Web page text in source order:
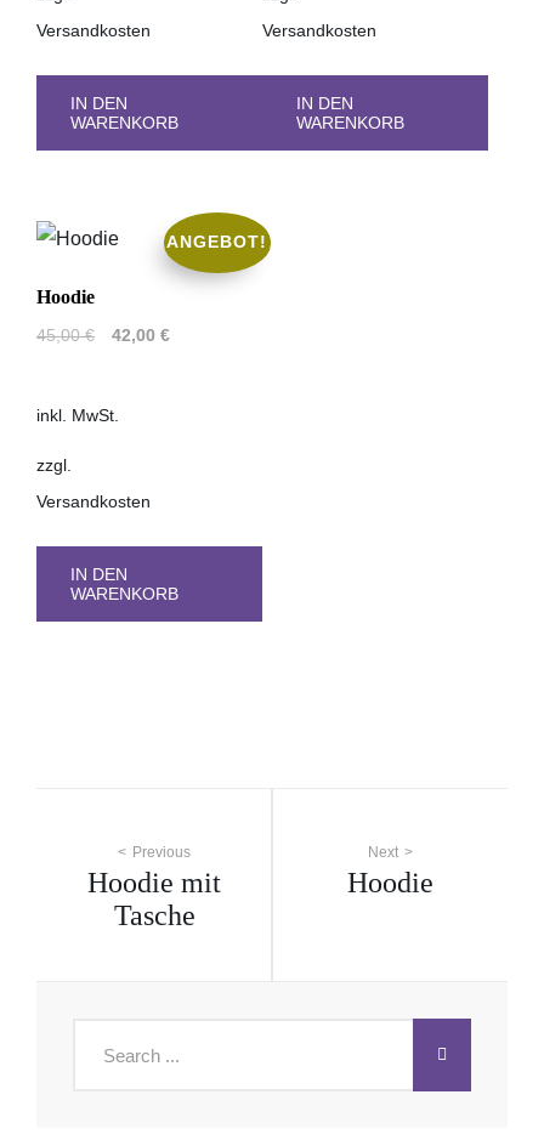
Versandkosten
IN DEN
WARENKORB
Versandkosten
IN DEN
WARENKORB
ANGEBOT!
Hoodie
45,00€
Ursprünglicher
war:
42,00 €Aktueller
inkl. MwSt.
zzgl.
Versandkosten
IN DEN
WARENKORB
Beitragsnavigation
Previous
Hoodie mit
Tasche
Next
Hoodie